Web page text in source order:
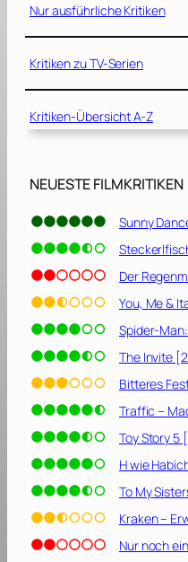
n
C
o
1
9
0
Nur ausführliche Kritiken
Kritiken zu TV-Serien
Kritiken-Übersicht A-Z
NEUESTE FILMKRITIKEN
Sunny
Der
You, Me &
Spider-
The Invite
Bitteres
Traffic –
Toy Story 5
H wie
To My
Kraken –
Nur noch